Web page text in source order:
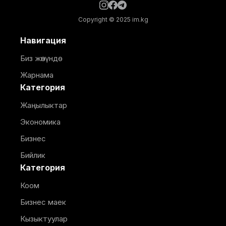
Copyright © 2025 im.kg
Навигация
Биз жөнүндө
Жарнама
Категория
Жаңылыктар
Экономика
Бизнес
Бийлик
Категория
Коом
Бизнес маек
Кызыктуулар